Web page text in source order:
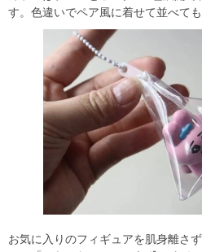
す。色違いでペア風に着せて並べて
お気に入りのフィギュアを肌身離さ